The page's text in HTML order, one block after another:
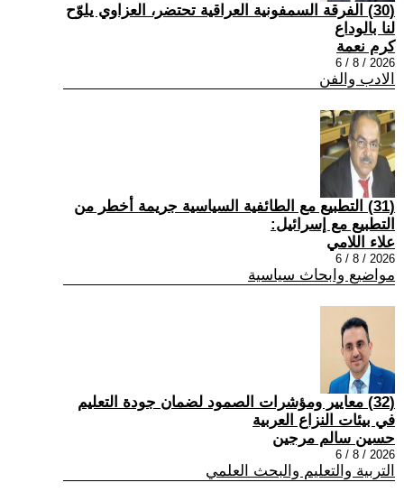
(30) الفرقة السمفونية العراقية تحتضر، العزاوي يلوّح
لنا بالوداع
كرم نعمة
2026 / 8 / 6
الادب والفن
(31) التطبيع مع الطائفية السياسية جريمة أخطر من
التطبيع مع إسرائيل:
علاء اللامي
2026 / 8 / 6
مواضيع وابحاث سياسية
(32) معايير ومؤشرات الصمود لضمان جودة التعليم
في بيئات النزاع العربية
حسين سالم مرجين
2026 / 8 / 6
التربية والتعليم والبحث العلمي